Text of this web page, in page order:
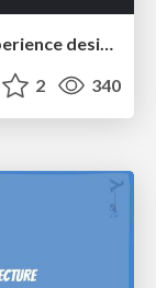
Ethics towards AI in product and experience design
2 340